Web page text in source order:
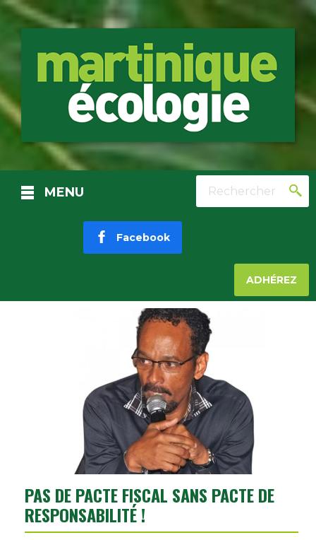
MENU Rechercher
Facebook
ADHÉREZ
PAS DE PACTE FISCAL SANS PACTE DE
RESPONSABILITÉ !